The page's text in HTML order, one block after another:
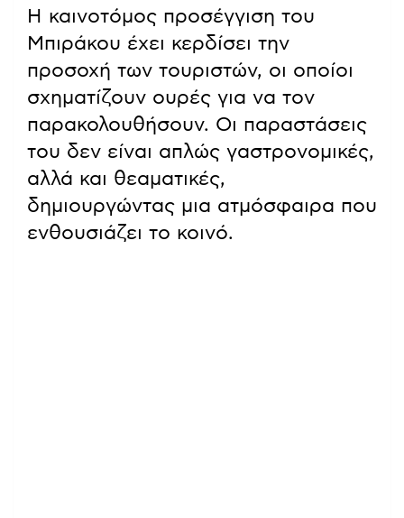
Η καινοτόμος προσέγγιση του
Μπιράκου έχει κερδίσει την
προσοχή των τουριστών, οι οποίοι
σχηματίζουν ουρές για να τον
παρακολουθήσουν. Οι παραστάσεις
του δεν είναι απλώς γαστρονομικές,
αλλά και θεαματικές,
δημιουργώντας μια ατμόσφαιρα που
ενθουσιάζει το κοινό.